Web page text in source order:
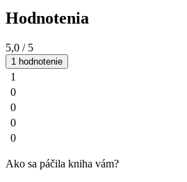
Hodnotenia
5,0 / 5
1 hodnotenie
1
0
0
0
0
Ako sa páčila kniha vám?